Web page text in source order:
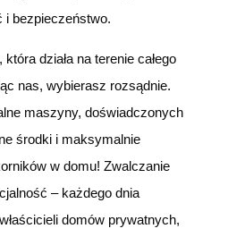
i bezpieczeństwo.
działa na terenie całego
nas, wybierasz rozsądnie.
maszyny, doświadczonych
środki i maksymalnie
w domu! Zwalczanie
– każdego dnia
domów prywatnych,